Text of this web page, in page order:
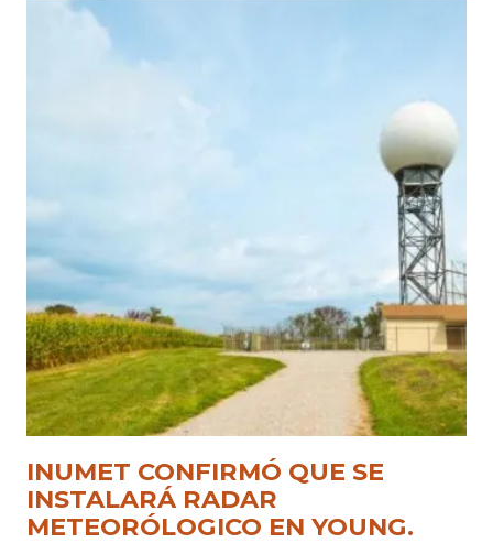
INUMET CONFIRMÓ QUE SE
INSTALARÁ RADAR
METEORÓLOGICO EN YOUNG.